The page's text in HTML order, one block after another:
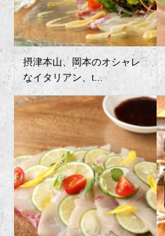
摂津本山、岡本のオシャレ
なイタリアン、t...